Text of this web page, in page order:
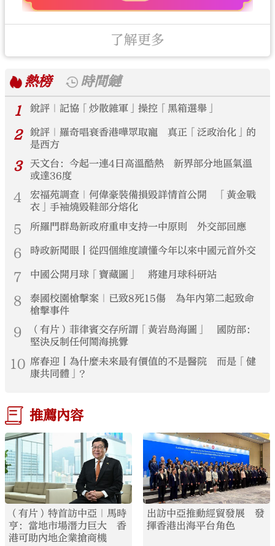
了解更多
熱榜
時間鏈
1
銳評｜記協「炒散雜軍」操控「黑箱選舉」
2
銳評｜羅奇唱衰香港嘩眾取寵 真正「泛政治化」的
是西方
3
天文台：今起一連4日高溫酷熱 新界部分地區氣溫
或達36度
4
宏福苑調查｜何偉豪裝備損毀詳情首公開 「黃金戰
衣」手袖燒毀鞋部分熔化
5 所羅門群島新政府重申支持一中原則 外交部回應
6 時政新聞眼丨從四個維度讀懂今年以來中國元首外交
7 中國公開月球「寶藏圖」 將建月球科研站
8
泰國校園槍擊案｜已致8死15傷 為年內第二起致命
槍擊事件
9
（有片）菲律賓交存所謂「黃岩島海圖」 國防部：
堅決反制任何鬧海挑釁
10 席春迎丨為什麼未來最有價值的不是醫院 而是「健
康共同體」？
推薦內容
（有片）特首訪中亞｜馬時
亨：當地市場潛力巨大 香
港可助內地企業搶商機
出訪中亞推動經貿發展 發
揮香港出海平台角色